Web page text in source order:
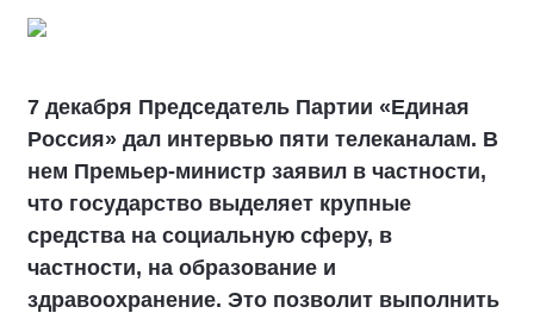
7 декабря Председатель Партии «Единая
Россия» дал интервью пяти телеканалам. В
нем Премьер-министр заявил в частности,
что государство выделяет крупные
средства на социальную сферу, в
частности, на образование и
здравоохранение. Это позволит выполнить